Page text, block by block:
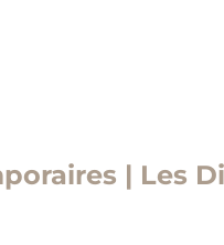
| Les